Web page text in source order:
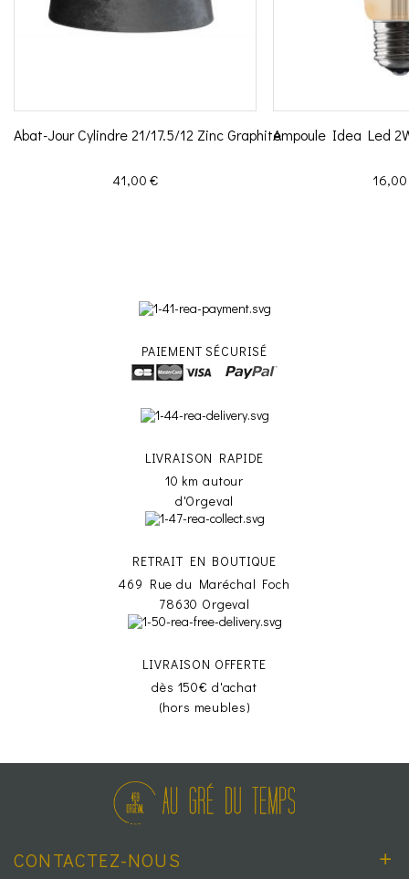
Abat-Jour Cylindre 21/17.5/12 Zinc Graphite
Prix
41,00 €
Ampoule Idea Led
Prix
PAIEMENT SÉCURISÉ
LIVRAISON RAPIDE
10 km autour
d'Orgeval
RETRAIT EN BOUTIQUE
469 Rue du Maréchal Foch
78630 Orgeval
LIVRAISON OFFERTE
dès 150€ d'achat
(hors meubles)
CONTACTEZ-NOUS